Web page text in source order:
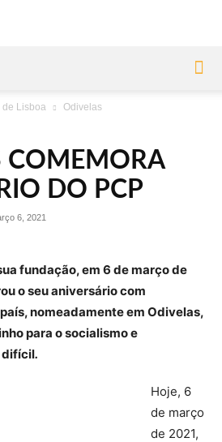
de Lisboa Odivelas
COMEMORA
DO PCP
6, 2021
fundação, em 6 de março de
o seu aniversário com
nomeadamente em Odivelas,
para o socialismo e
difícil.
Hoje, 6
de março
de 2021,